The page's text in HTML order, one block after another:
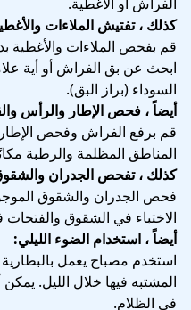
الفراش أو الأغطية.
كذلك ، تفتيش الملاءات
قم بفحص الملاءات والأغطية
ابحث عن بق الفراش أو أية
السوداء (براز البق).
أيضاً ، فحص الإطار والرأس
قم برفع الفراش وفحص
المناطق المظلمة والرطبة
كذلك ، تفحص الجدران
فحص الجدران والشقوق
الاختباء في الشقوق
أيضاً ، استخدام الضوء الليلي:
استخدم مصباح يعمل
المشتبه فيها خلال الليل.
في الظلام.